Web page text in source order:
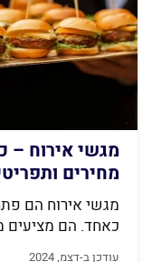
מגשי אירוח –
מחירים ותפריטים
מגשי אירוח הם
כאחד. הם מציעים
עודכן ב-דצמ, 2024